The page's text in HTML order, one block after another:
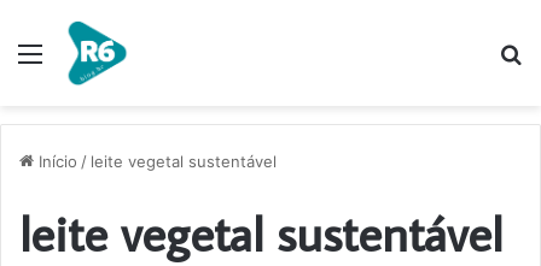
Menu
Início / leite vegetal sustentável
leite vegetal sustentável